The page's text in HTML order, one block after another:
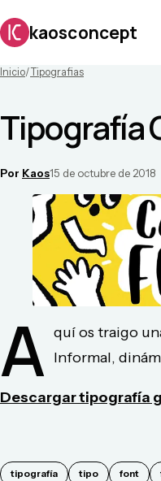
kaosconcept
Inicio/Tipografias
Tipografía
Por Kaos15 de octubre de 2018
A quí os traigo
Informal,
Descargar tipografía
tipografía tipo font